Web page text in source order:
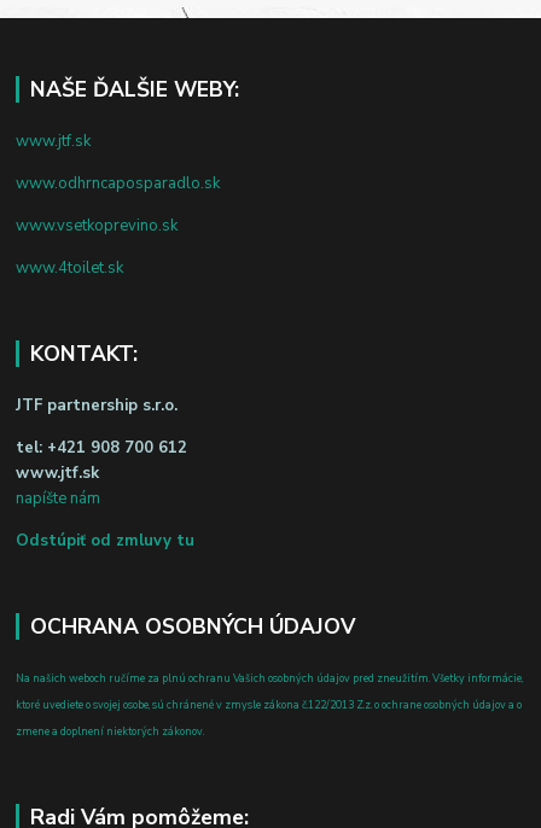
NAŠE ĎALŠIE WEBY:
www.jtf.sk
www.odhrncaposparadlo.sk
www.vsetkoprevino.sk
www.4toilet.sk
KONTAKT:
JTF partnership s.r.o.
tel: +421 908 700 612
www.jtf.sk
napíšte nám
Odstúpiť od zmluvy tu
OCHRANA OSOBNÝCH ÚDAJOV
Na našich weboch ručíme za plnú ochranu Vašich osobných údajov pred zneužitím. Všetky informácie,
ktoré uvediete o svojej osobe, sú chránené v zmysle zákona č.122/2013 Z.z. o ochrane osobných údajov a o
zmene a doplnení niektorých zákonov.
Radi Vám pomôžeme: